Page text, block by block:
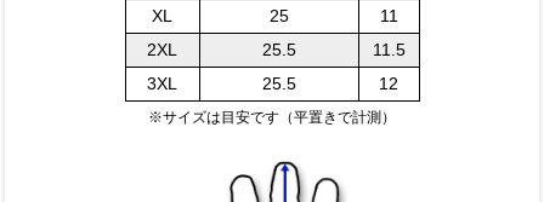
XL
25
11
2XL
25.5
11.5
3XL
25.5 12
※サイズは目安です（平置きで計測）